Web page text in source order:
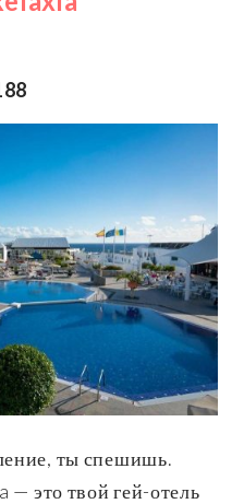
ты спешишь.
— это твой гей-отель